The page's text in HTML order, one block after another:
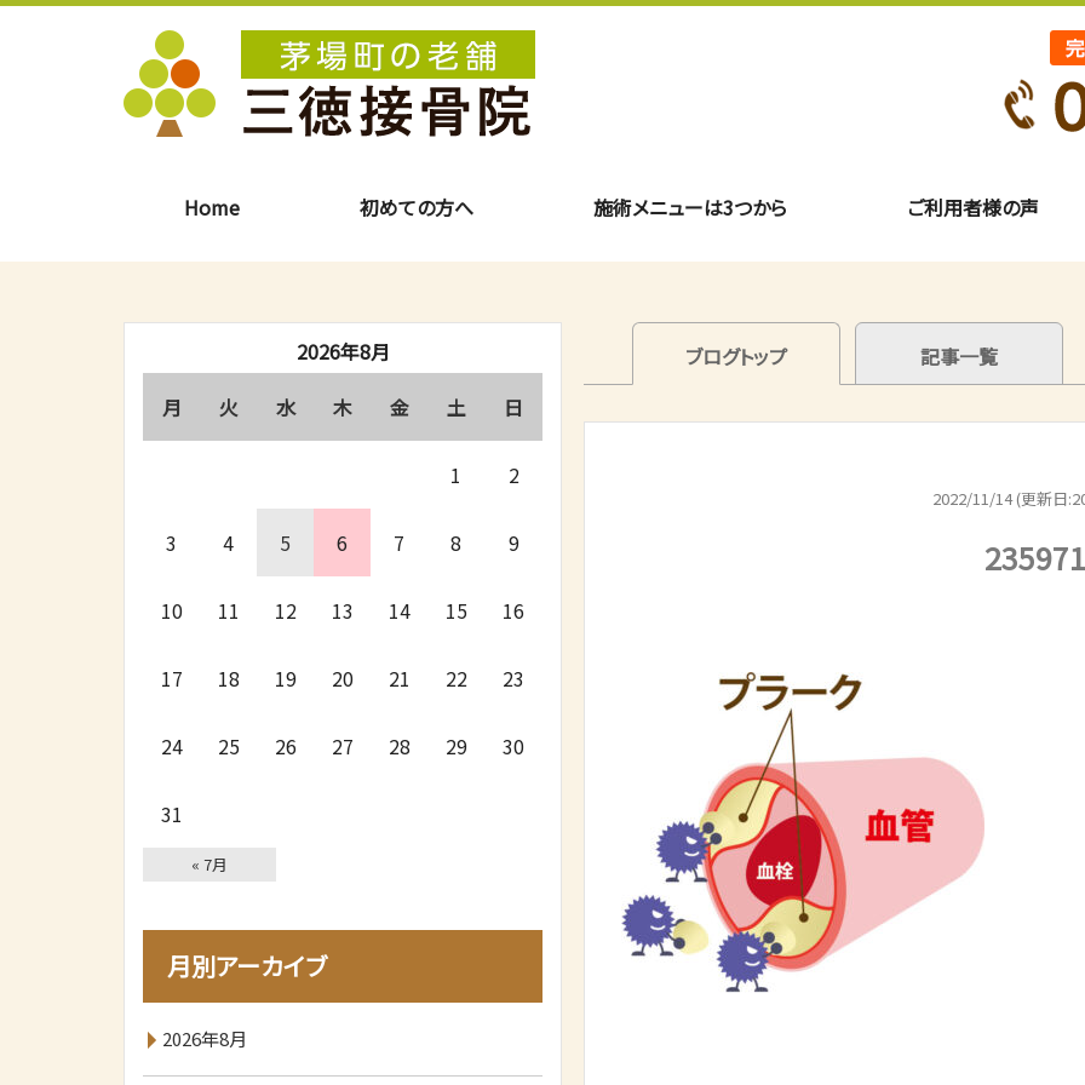
Home 初めての方へ 施術メニューは3つから ご利用者様の声
ブログトップ 記事一覧
2022/11/14 (更新日
2026年8月
月
火 水 木 金 土 日
1 2
3 4 5 6 7 8 9
10 11 12 13 14 15 16
17 18 19 20 21 22 23
24 25 26 27 28 29 30
31
« 7月
月別アーカイブ
2026年8月